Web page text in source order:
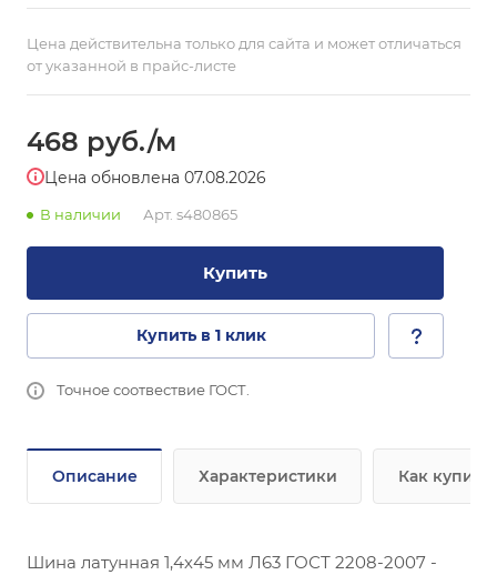
Цена действительна только для сайта и может отличаться
от указанной в прайс-листе
468 руб./м
Цена обновлена 07.08.2026
В наличии Арт. s480865
Купить
Купить в 1 клик
Точное соотвествие ГОСТ.
Описание Характеристики Как купить
Шина латунная 1,4х45 мм Л63 ГОСТ 2208-2007 -